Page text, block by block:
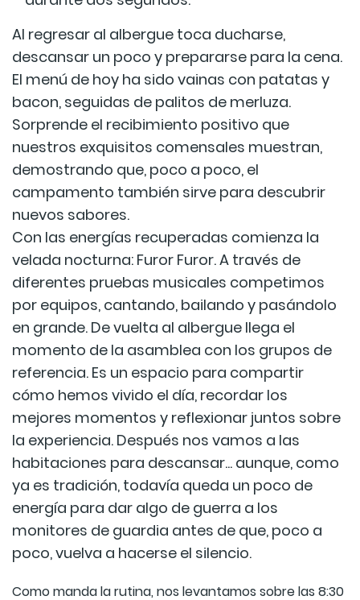
Al regresar al albergue toca ducharse,
descansar un poco y prepararse para la cena.
El menú de hoy ha sido vainas con patatas y
bacon, seguidas de palitos de merluza.
Sorprende el recibimiento positivo que
nuestros exquisitos comensales muestran,
demostrando que, poco a poco, el
campamento también sirve para descubrir
nuevos sabores.
Con las energías recuperadas comienza la
velada nocturna: Furor Furor. A través de
diferentes pruebas musicales competimos
por equipos, cantando, bailando y pasándolo
en grande. De vuelta al albergue llega el
momento de la asamblea con los grupos de
referencia. Es un espacio para compartir
cómo hemos vivido el día, recordar los
mejores momentos y reflexionar juntos sobre
la experiencia. Después nos vamos a las
habitaciones para descansar... aunque, como
ya es tradición, todavía queda un poco de
energía para dar algo de guerra a los
monitores de guardia antes de que, poco a
poco, vuelva a hacerse el silencio.
Como manda la rutina, nos levantamos sobre las 8:30